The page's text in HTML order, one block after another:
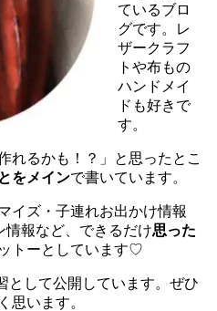
ているブロ
グです。レ
ザークラフ
トや布もの
ハンドメイ
ドも好きで
す。
れるかも！？」と思ったとこ
をメインで書いています。
イズ・子連れお出かけ情報
情報など、できるだけ思った
トーとしています♡
として公開しています。ぜひ
思います。